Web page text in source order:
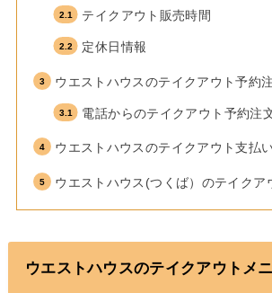
テイクアウト販売時間
定休日情報
ウエストハウスのテイクアウト予約
電話からのテイクアウト予約注
ウエストハウスのテイクアウト支払
ウエストハウス(つくば）のテイクア
ウエストハウスのテイクアウトメ